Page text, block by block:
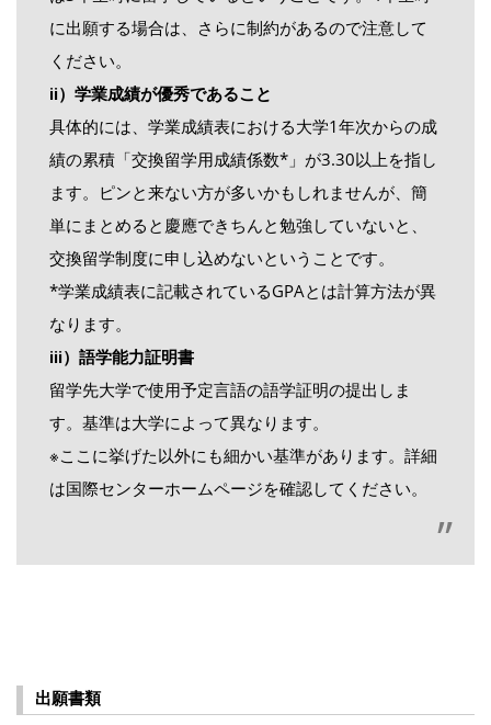
に出願する場合は、さらに制約があるので注意して
ください。
ⅱ）学業成績が優秀であること
具体的には、学業成績表における大学1年次からの成
績の累積「交換留学用成績係数*」が3.30以上を指し
ます。ピンと来ない方が多いかもしれませんが、簡
単にまとめると慶應できちんと勉強していないと、
交換留学制度に申し込めないということです。
*学業成績表に記載されているGPAとは計算方法が異
なります。
ⅲ）語学能力証明書
留学先大学で使用予定言語の語学証明の提出しま
す。基準は大学によって異なります。
※ここに挙げた以外にも細かい基準があります。詳細
は国際センターホームページを確認してください。
出願書類